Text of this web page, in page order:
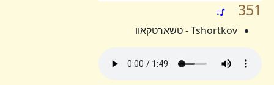
351
Tshortkov - טשארטקאוו